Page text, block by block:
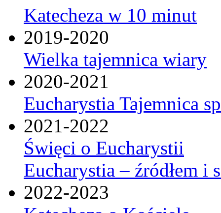
Katecheza w 10 minut
2019-2020
Wielka tajemnica wiary
2020-2021
Eucharystia Tajemnica
2021-2022
Święci o Eucharystii
Eucharystia – źródłem i
2022-2023